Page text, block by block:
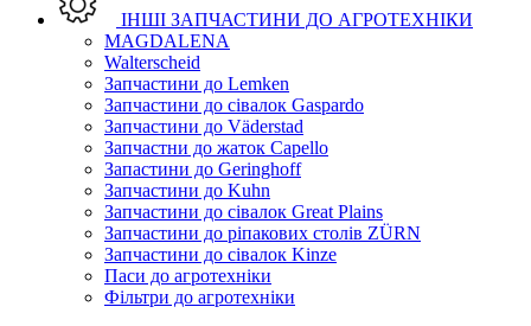
ІНШІ ЗАПЧАСТИНИ ДО АГРОТЕХНІКИ
MAGDALENA
Walterscheid
Запчастини до Lemken
Запчастини до сівалок Gaspardo
Запчастини до Väderstad
Запчастни до жаток Capello
Запастини до Geringhoff
Запчастини до Kuhn
Запчастини до сівалок Great Plains
Запчастини до ріпакових столів ZÜRN
Запчастини до сівалок Kinze
Паси до агротехніки
Фільтри до агротехніки